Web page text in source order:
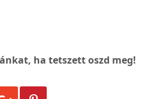
ha tetszett oszd meg!